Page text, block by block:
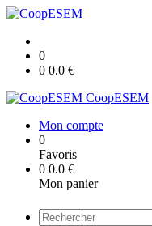
0
0 0.0 €
CoopESEM
Mon compte
0
Favoris
0 0.0 €
Mon panier